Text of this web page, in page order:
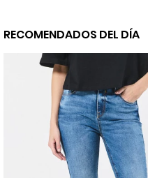
RECOMENDADOS DEL DÍA